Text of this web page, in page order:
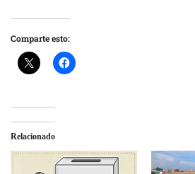
Comparte esto:
Relacionado